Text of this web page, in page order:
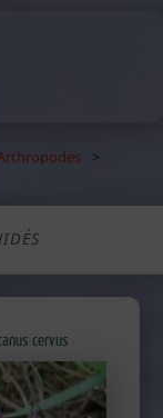
>
cervus